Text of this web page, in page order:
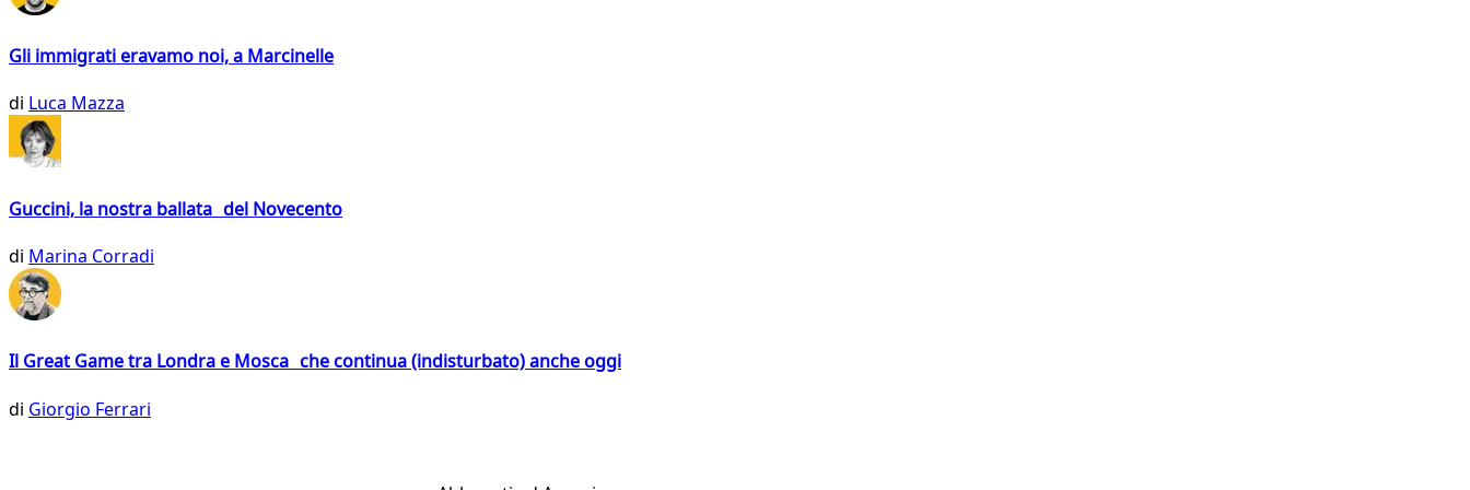
Gli immigrati eravamo noi, a Marcinelle
di Luca Mazza
Guccini, la nostra ballata del Novecento
di Marina Corradi
Il Great Game tra Londra e Mosca che continua (indisturbato) anche oggi
di Giorgio Ferrari